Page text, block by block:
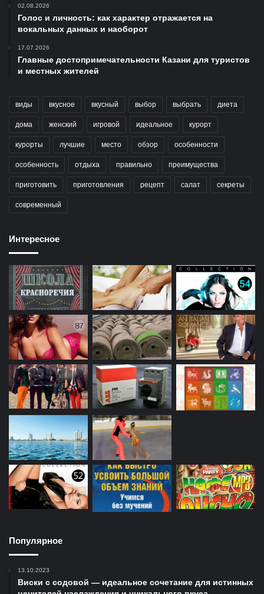
02.08.2026
Голос и личность: как характер отражается на
вокальных данных и наоборот
17.07.2026
Главные достопримечательности Казани для туристов
и местных жителей
виды вкусное вкусный выбор выбрать диета
дома женский игровой идеальное курорт
курорты лучшие место обзор особенности
особенность отдыха правильно преимущества
приготовить приготовления рецепт салат секреты
современный
Интересное
Популярное
13.10.2023
Виски с содовой — идеальное сочетание для истинных